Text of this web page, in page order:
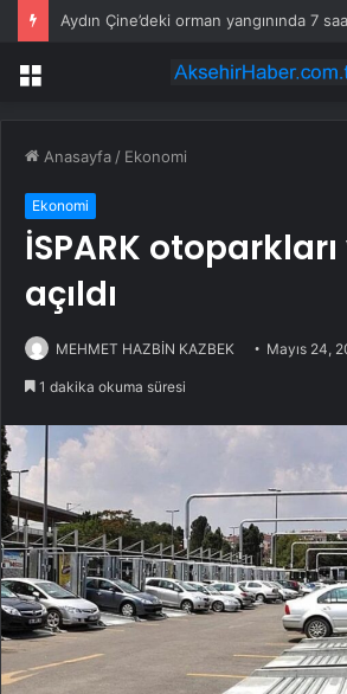
Menü
Anasayfa / Ekonomi
Ekonomi
İSPARK
açıldı
MEHMET HAZBİN KAZBEK Mayıs 24,
1 dakika okuma süresi